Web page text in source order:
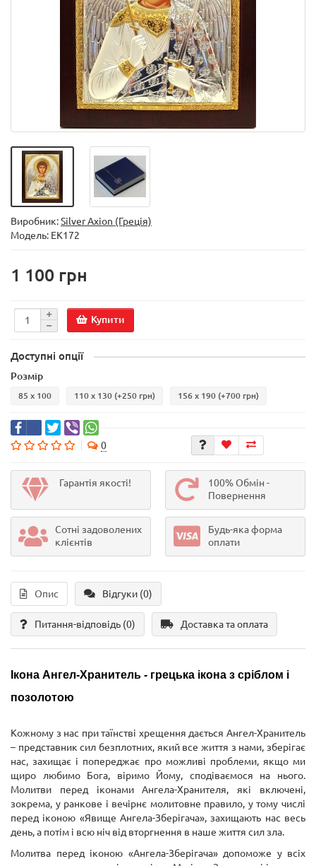
Виробник:Silver Axion (Греція)
Модель: EK172
1 100 грн
Купити
Доступні опції
Розмір
85 x 100 110 х 130 (+250 грн) 156 х 190 (+700 грн)
0
Гарантія якості!
100% Обмін -
Повернення
Сотні задоволених
клієнтів
Будь-яка форма
оплати
Опис Відгуки (0)
Питання-відповідь (0) Доставка та оплата
Ікона Ангел-Хранитель - грецька ікона з сріблом і
позолотою
Кожному з нас при таїнстві хрещення дається Ангел-Хранитель
– представник сил безплотних, який все життя з нами, зберігає
нас, захищає і попереджає про можливі проблеми, якщо ми
щиро любимо Бога, віримо Йому, сподіваємося на нього.
Молитви перед іконами Ангела-Хранителя, які включені,
зокрема, у ранкове і вечірнє молитовне правило, у тому числі
перед іконою «Явище Ангела-Зберігача», захищають нас весь
день, а потім і всю ніч від вторгнення в наше життя сил зла.
Молитва перед іконою «Ангела-Зберігача» допоможе у всіх